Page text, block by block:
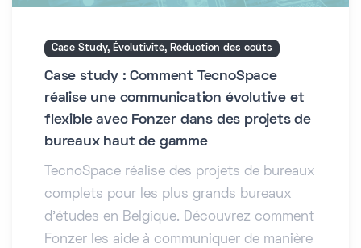
Case Study, Évolutivité, Réduction des coûts
Case study : Comment TecnoSpace
réalise une communication évolutive et
flexible avec Fonzer dans des projets de
bureaux haut de gamme
TecnoSpace réalise des projets de bureaux
complets pour les plus grands bureaux
d'études en Belgique. Découvrez comment
Fonzer les aide à communiquer de manière